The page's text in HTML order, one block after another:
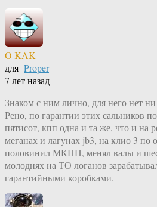
O KAK
для Proper
7 лет назад
Знаком с ним лично, для него нет
Рено, по гарантии этих сальников
пятисот, кпп одна и та же, что и на
меганах и лагунах jb3, на клио 3 по
половинил МКПП, менял валы и
молоднях на ТО логанов
гарантийными коробками.